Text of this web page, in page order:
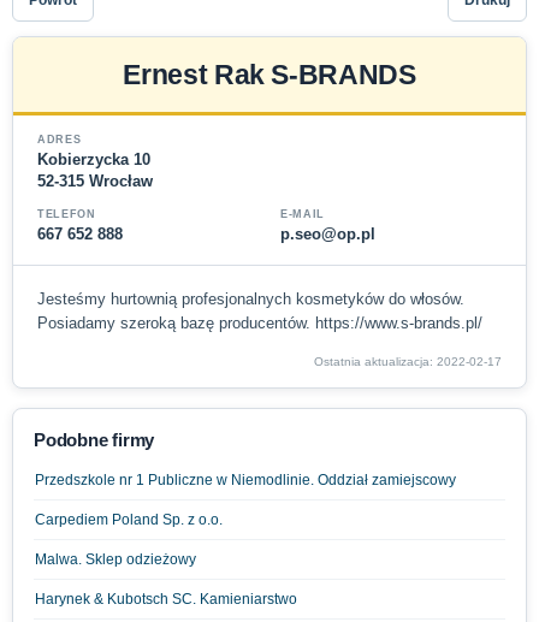
Ernest Rak S-BRANDS
ADRES
Kobierzycka 10
52-315 Wrocław
TELEFON
667 652 888
E-MAIL
p.seo@op.pl
Jesteśmy hurtownią profesjonalnych kosmetyków do włosów.
Posiadamy szeroką bazę producentów. https://www.s-brands.pl/
Ostatnia aktualizacja: 2022-02-17
Podobne firmy
Przedszkole nr 1 Publiczne w Niemodlinie. Oddział zamiejscowy
Carpediem Poland Sp. z o.o.
Malwa. Sklep odzieżowy
Harynek & Kubotsch SC. Kamieniarstwo